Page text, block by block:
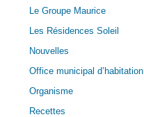
Le Groupe Maurice
Les Résidences Soleil
Nouvelles
Office municipal d’habitation
Organisme
Recettes